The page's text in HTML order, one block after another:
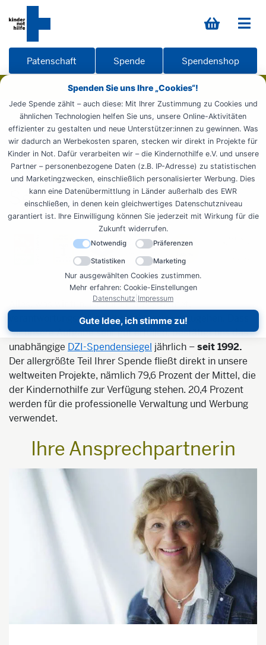
Spenden Sie uns Ihre „Cookies“!
Jede Spende zählt – auch diese: Mit Ihrer Zustimmung zu Cookies und
ähnlichen Technologien helfen Sie uns, unsere Online-Aktivitäten
effizienter zu gestalten und neue Unterstützer:innen zu gewinnen. Was
wir dadurch an Werbekosten sparen, stecken wir direkt in Projekte für
Kinder in Not. Dafür verarbeiten wir – die Kindernothilfe e.V. und unsere
Partner – personenbezogene Daten (z.B. IP-Adresse) zu statistischen
und Marketingzwecken, einschließlich personalisierter Werbung. Dies
kann eine Datenübermittlung in Länder außerhalb des EWR
einschließen, in denen kein gleichwertiges Datenschutzniveau
garantiert ist. Ihre Einwilligung können Sie jederzeit mit Wirkung für die
Zukunft widerrufen.
Notwendig Präferenzen
Statistiken Marketing
Nur ausgewählten Cookies zustimmen.
Mehr erfahren: Cookie-Einstellungen
Datenschutz Impressum
Gute Idee, ich stimme zu!
Patenschaft Spende Spendenshop
Starten Sie Ihre eigene Spendenaktion
Seriös und effizient
Alles, was wir tun, ist darauf ausgerichtet,
verantwortungsvoll mit Ihrer Spende umzugehen. Dass
wir unsere Aufgabe sehr gut erfüllen, bestätigt uns das
unabhängige DZI-Spendensiegel jährlich –seit 1992.
Der allergrößte Teil Ihrer Spende fließt direkt in unsere
weltweiten Projekte, nämlich 79,6 Prozent der Mittel, die
der Kindernothilfe zur Verfügung stehen. 20,4 Prozent
werden für die professionelle Verwaltung und Werbung
verwendet.
Ihre Ansprechpartnerin